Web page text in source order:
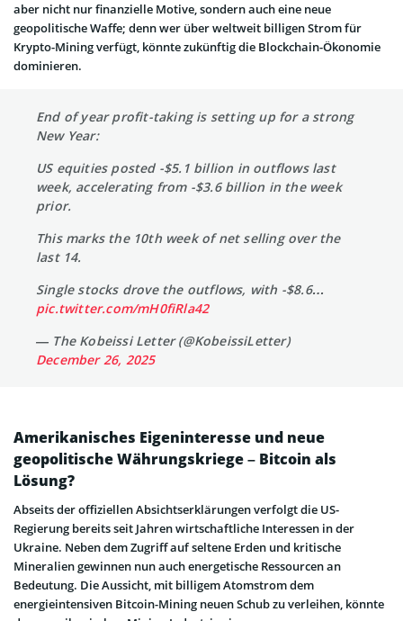
aber nicht nur finanzielle Motive, sondern auch eine neue
geopolitische Waffe; denn wer über weltweit billigen Strom für
Krypto-Mining verfügt, könnte zukünftig die Blockchain-Ökonomie
dominieren.
End of year profit-taking is setting up for a strong
New Year:
US equities posted -$5.1 billion in outflows last
week, accelerating from -$3.6 billion in the week
prior.
This marks the 10th week of net selling over the
last 14.
Single stocks drove the outflows, with -$8.6…
pic.twitter.com/mH0fiRla42
— The Kobeissi Letter (@KobeissiLetter)
December 26, 2025
Amerikanisches Eigeninteresse und neue
geopolitische Währungskriege – Bitcoin als
Lösung?
Abseits der offiziellen Absichtserklärungen verfolgt die US-
Regierung bereits seit Jahren wirtschaftliche Interessen in der
Ukraine. Neben dem Zugriff auf seltene Erden und kritische
Mineralien gewinnen nun auch energetische Ressourcen an
Bedeutung. Die Aussicht, mit billigem Atomstrom dem
energieintensiven Bitcoin-Mining neuen Schub zu verleihen, könnte